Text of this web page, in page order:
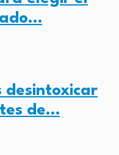
desintoxicar
de…